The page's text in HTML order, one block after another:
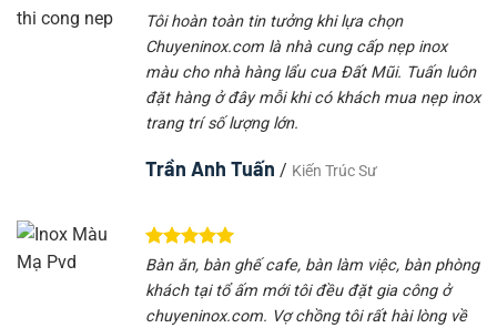
Tôi hoàn toàn tin tưởng khi lựa chọn
Chuyeninox.com là nhà cung cấp nẹp inox
màu cho nhà hàng lẩu cua Đất Mũi. Tuấn luôn
đặt hàng ở đây mỗi khi có khách mua nẹp inox
trang trí số lượng lớn.
Trần Anh Tuấn / Kiến Trúc Sư
Bàn ăn, bàn ghế cafe, bàn làm việc, bàn phòng
khách tại tổ ấm mới tôi đều đặt gia công ở
chuyeninox.com. Vợ chồng tôi rất hài lòng về